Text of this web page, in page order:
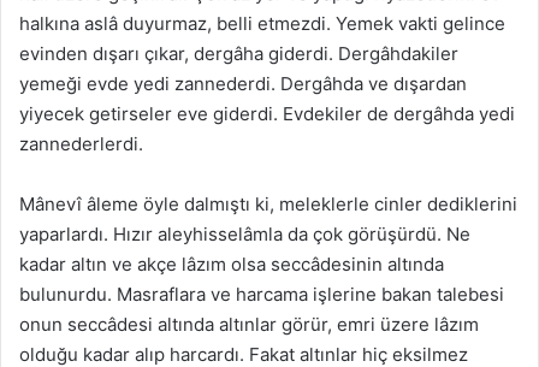
halkına aslâ duyurmaz, belli etmezdi. Yemek vakti gelince
evinden dışarı çıkar, dergâha giderdi. Dergâhdakiler
yemeği evde yedi zannederdi. Dergâhda ve dışardan
yiyecek getirseler eve giderdi. Evdekiler de dergâhda yedi
zannederlerdi.
Mânevî âleme öyle dalmıştı ki, meleklerle cinler dediklerini
yaparlardı. Hızır aleyhisselâmla da çok görüşürdü. Ne
kadar altın ve akçe lâzım olsa seccâdesinin altında
bulunurdu. Masraflara ve harcama işlerine bakan talebesi
onun seccâdesi altında altınlar görür, emri üzere lâzım
olduğu kadar alıp harcardı. Fakat altınlar hiç eksilmez